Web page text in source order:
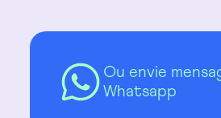
Ou envie
Whatsapp